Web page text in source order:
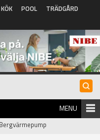
KÖK POOL
TRÄDGÅRD
MENU